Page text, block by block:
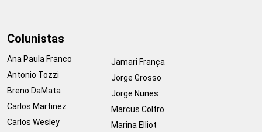
Colunistas
Ana Paula Franco
Antonio Tozzi
Breno DaMata
Carlos Martinez
Carlos Wesley
Jamari França
Jorge Grosso
Jorge Nunes
Marcus Coltro
Marina Elliot